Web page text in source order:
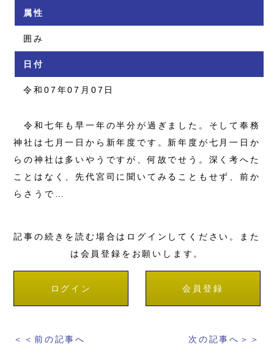
属性
囲み
日付
令和07年07月07日
令和七年も早一年の半分が過ぎました。そして奉務
神社は七月一日から新年度です。新年度が七月一日か
らの神社は多いやうですが、何故でせう。深く考へた
ことはなく、先代宮司に聞いてみることもせず、前か
らさうで…
記事の続きを読む場合はログインしてください。また
は会員登録をお願いします。
ログイン 会員登録
＜＜前の記事へ 次の記事へ＞＞